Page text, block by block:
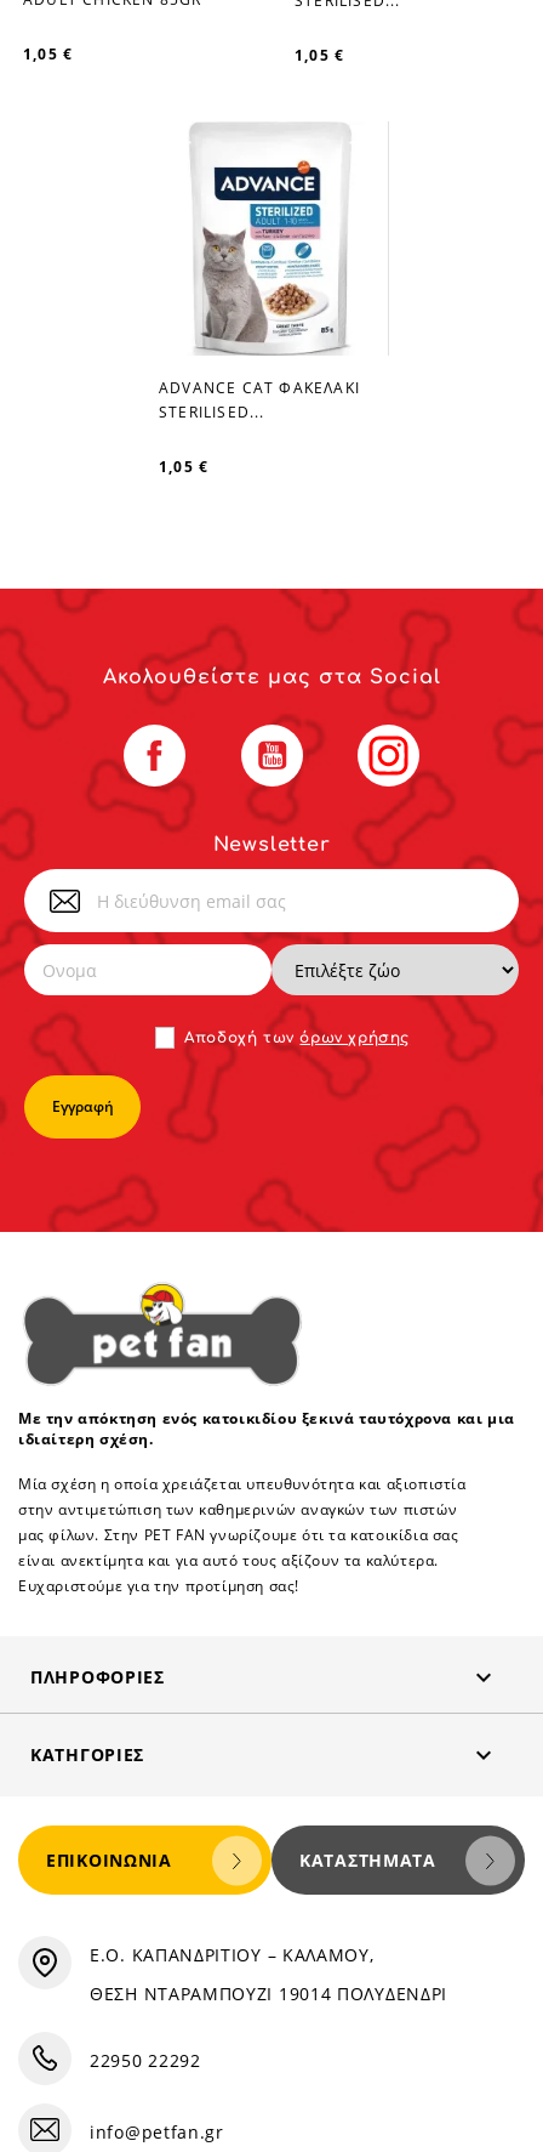
1,05 € 1,05 €
favorite_border
ADVANCE CAT ΦΑΚΕΛΑΚΙ
STERILISED...
1,05 €
Newsletter
Αποδoχή τωνόρων χρήσης
Ακολουθείστε μας στα Social
Facebook YouTube Instagram
Με την απόκτηση ενός κατοικιδίου ξεκινά ταυτόχρονα και μια
ιδιαίτερη σχέση.
Μία σχέση η οποία χρειάζεται υπευθυνότητα και αξιοπιστία
στην αντιμετώπιση των καθημερινών αναγκών των πιστών
μας φίλων. Στην PET FAN γνωρίζουμε ότι τα κατοικίδια σας
είναι ανεκτίμητα και για αυτό τους αξίζουν τα καλύτερα.
Ευχαριστούμε για την προτίμηση σας!
ΠΛΗΡΟΦΟΡΊΕΣ 
ΚΑΤΗΓΟΡΊΕΣ 
ΕΠΙΚΟΙΝΩΝΊΑ ΚΑΤΑΣΤΉΜΑΤΑ
Ε.Ο. ΚΑΠΑΝΔΡΙΤΙΟΥ – ΚΑΛΑΜΟΥ,
ΘΕΣΗ ΝΤΑΡΑΜΠΟΥΖΙ 19014 ΠΟΛΥΔΕΝΔΡΙ
22950 22292
info@petfan.gr